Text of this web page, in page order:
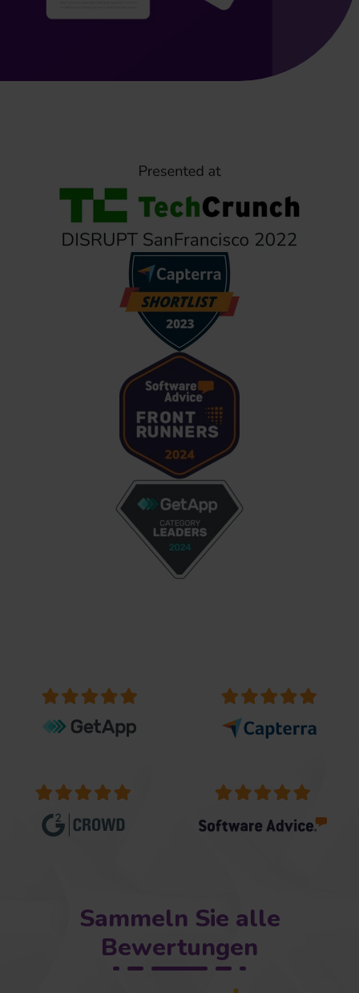
Sammeln Sie alle
Bewertungen